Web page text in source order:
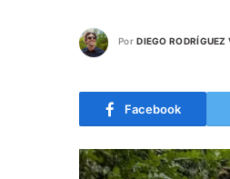
Por DIEGO RODRÍGUEZ
Facebook